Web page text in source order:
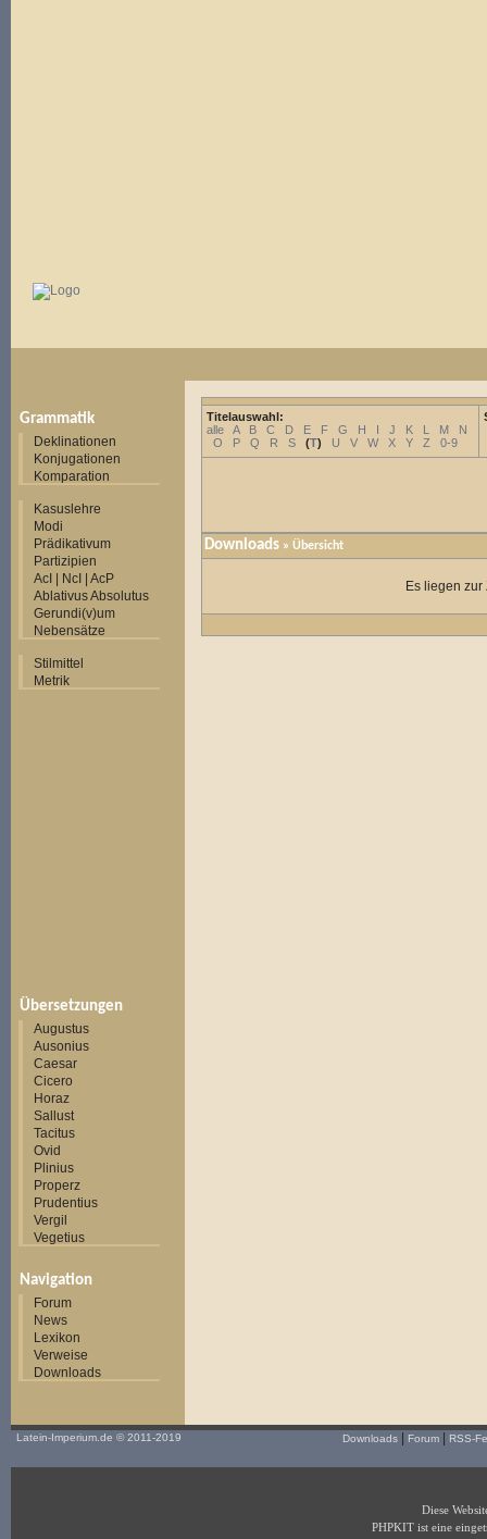
Grammatik
Deklinationen
Konjugationen
Komparation
Kasuslehre
Modi
Prädikativum
Partizipien
AcI | NcI | AcP
Ablativus Absolutus
Gerundi(v)um
Nebensätze
Stilmittel
Metrik
Übersetzungen
Augustus
Ausonius
Caesar
Cicero
Horaz
Sallust
Tacitus
Ovid
Plinius
Properz
Prudentius
Vergil
Vegetius
Navigation
Forum
News
Lexikon
Verweise
Downloads
Titelauswahl:
alle
A B C D E F G H I J K L M
N
O
P Q R S (T) U V W X Y Z 0-9
Downloads » Übersicht
Es liegen
Latein-Imperium.de © 2011-2019 Downloads Forum RSS-
Diese
PHPKIT ist eine